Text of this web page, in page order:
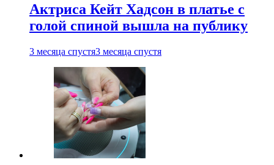
Актриса Кейт Хадсон в платье с
голой спиной вышла на публику
3 месяца спустя3 месяца спустя